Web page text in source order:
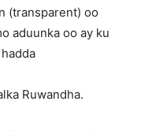
(transparent) oo
aduunka oo ay ku
Ruwandha.